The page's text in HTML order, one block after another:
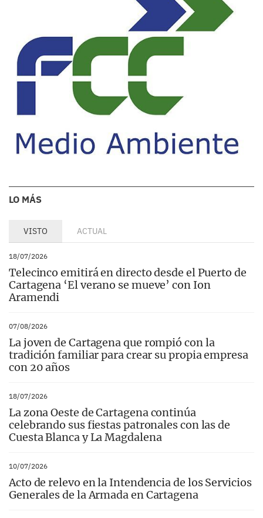
LO MÁS
VISTO ACTUAL
18/07/2026
Telecinco emitirá en directo desde el Puerto de
Cartagena ‘El verano se mueve’ con Ion
Aramendi
07/08/2026
La joven de Cartagena que rompió con la
tradición familiar para crear su propia empresa
con 20 años
18/07/2026
La zona Oeste de Cartagena continúa
celebrando sus fiestas patronales con las de
Cuesta Blanca y La Magdalena
10/07/2026
Acto de relevo en la Intendencia de los Servicios
Generales de la Armada en Cartagena